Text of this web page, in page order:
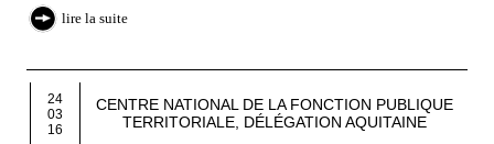
lire la suite
24
03
16
CENTRE NATIONAL DE LA FONCTION PUBLIQUE
TERRITORIALE, DÉLÉGATION AQUITAINE